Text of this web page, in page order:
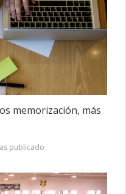
memorización, más
publicado